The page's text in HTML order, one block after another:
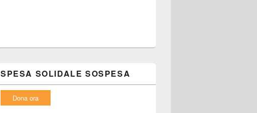
SPESA SOLIDALE SOSPESA
Dona ora